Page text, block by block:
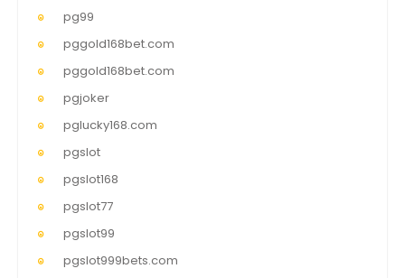
pg99
pggold168bet.com
pggold168bet.com
pgjoker
pglucky168.com
pgslot
pgslot168
pgslot77
pgslot99
pgslot999bets.com